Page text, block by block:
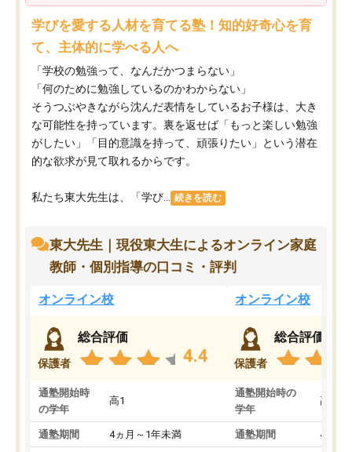
学びを愛する人材を育てる塾！知的好奇心を育
て、主体的に学べる人へ
「学校の勉強って、なんだかつまらない」
「何のために勉強しているのかわからない」
そうつぶやきながら沈んだ表情をしているお子様は、大き
な可能性を持っています。裏を返せば「もっと楽しい勉強
がしたい」「目的意識を持って、頑張りたい」という潜在
的な欲求が見て取れるからです。
私たち東大先生は、「学び... 続きを読む
東大先生｜現役東大生によるオンライン家庭
教師・個別指導の口コミ・評判
オンライン校
保護者
総合評価
4.4
通塾開始時
の学年
高1
通塾期間 4ヵ月～1年未満
オンライン校
保護者
総合評価
通塾開始時の
学年
高3
通塾期間 4ヵ月